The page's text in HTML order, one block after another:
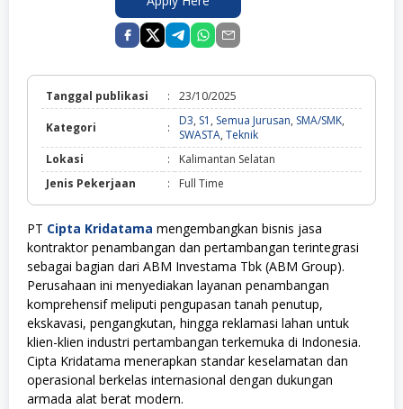
Tanggal publikasi : 23/10/2025
Kategori : D3, S1 , Semua Jurusan, SMA/SMK,
SWASTA, TeknikD3,
S1,
Semua
Jurusan,
SWASTA,
Teknik
Lokasi :
Kalimantan Selatan
Jenis Pekerjaan
: Full Time
PT Cipta Kridatama mengembangkan bisnis jasa
kontraktor penambangan dan pertambangan terintegrasi
sebagai bagian dari ABM Investama Tbk (ABM Group).
Perusahaan ini menyediakan layanan penambangan
komprehensif meliputi pengupasan tanah penutup,
ekskavasi, pengangkutan, hingga reklamasi lahan untuk
klien-klien industri pertambangan terkemuka di Indonesia.
Cipta Kridatama menerapkan standar keselamatan dan
operasional berkelas internasional dengan dukungan
armada alat berat modern.